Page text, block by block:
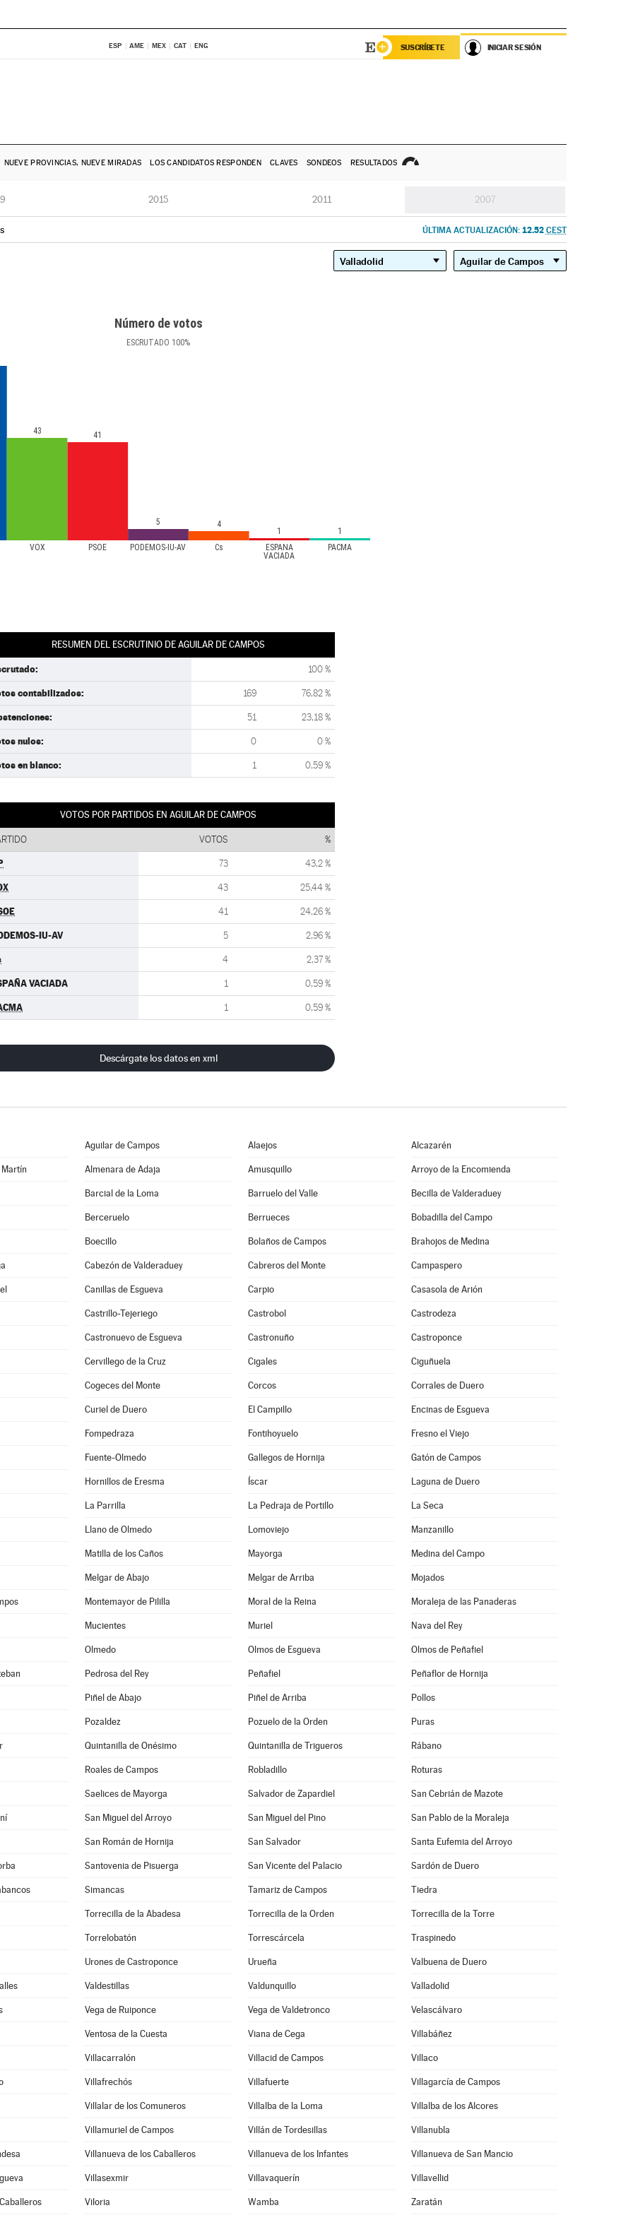
ESP AME MEX CAT ENG SUSCRÍBETE INICIAR SESIÓN
NUEVE PROVINCIAS, NUEVE MIRADAS LOS CANDIDATOS RESPONDEN CLAVES SONDEOS RESULTADOS
2015 2011 2007
ÚLTIMA ACTUALIZACIÓN: 12.52 CEST
Número de votos
ESCRUTADO 100%
VOX PSOE PODEMOS-IU-AV Cs
ESPAÑA
VACIADA
PACMA
43 41
5 4
1 1
RESUMEN DEL ESCRUTINIO DE AGUILAR DE CAMPOS
100 %
contabilizados: 169 76,82 %
51 23,18 %
nulos: 0 0 %
en blanco: 1 0,59 %
VOTOS POR PARTIDOS EN AGUILAR DE CAMPOS
VOTOS %
73 43,2 %
43 25,44 %
41 24,26 %
IU-AV 5 2,96 %
4 2,37 %
VACIADA 1 0,59 %
1 0,59 %
Descárgate los datos en xml
Aguilar de Campos Alaejos Alcazarén
Almenara de Adaja Amusquillo Arroyo de la Encomienda
Barcial de la Loma Barruelo del Valle Becilla de Valderaduey
Berceruelo Berrueces Bobadilla del Campo
Boecillo Bolaños de Campos Brahojos de Medina
Cabezón de Valderaduey Cabreros del Monte Campaspero
Canillas de Esgueva Carpio Casasola de Arión
Castrillo-Tejeriego Castrobol Castrodeza
Castronuevo de Esgueva Castronuño Castroponce
Cervillego de la Cruz Cigales Ciguñuela
Cogeces del Monte Corcos Corrales de Duero
Curiel de Duero El Campillo Encinas de Esgueva
Fompedraza Fontihoyuelo Fresno el Viejo
Fuente-Olmedo Gallegos de Hornija Gatón de Campos
Hornillos de Eresma Íscar Laguna de Duero
La Parrilla La Pedraja de Portillo La Seca
Llano de Olmedo Lomoviejo Manzanillo
Matilla de los Caños Mayorga Medina del Campo
Melgar de Abajo Melgar de Arriba Mojados
Montemayor de Pililla Moral de la Reina Moraleja de las Panaderas
Mucientes Muriel Nava del Rey
Olmedo Olmos de Esgueva Olmos de Peñafiel
Pedrosa del Rey Peñafiel Peñaflor de Hornija
Piñel de Abajo Piñel de Arriba Pollos
Pozaldez Pozuelo de la Orden Puras
Quintanilla de Onésimo Quintanilla de Trigueros Rábano
Roales de Campos Robladillo Roturas
Saelices de Mayorga Salvador de Zapardiel San Cebrián de Mazote
San Miguel del Arroyo San Miguel del Pino San Pablo de la Moraleja
San Román de Hornija San Salvador Santa Eufemia del Arroyo
Santovenia de Pisuerga San Vicente del Palacio Sardón de Duero
Simancas Tamariz de Campos Tiedra
Torrecilla de la Abadesa Torrecilla de la Orden Torrecilla de la Torre
Torrelobatón Torrescárcela Traspinedo
Urones de Castroponce Urueña Valbuena de Duero
Valdestillas Valdunquillo Valladolid
Vega de Ruiponce Vega de Valdetronco Velascálvaro
Ventosa de la Cuesta Viana de Cega Villabáñez
Villacarralón Villacid de Campos Villaco
Villafrechós Villafuerte Villagarcía de Campos
Villalar de los Comuneros Villalba de la Loma Villalba de los Alcores
Villamuriel de Campos Villán de Tordesillas Villanubla
Villanueva de los Caballeros Villanueva de los Infantes Villanueva de San Mancio
Villasexmir Villavaquerín Villavellid
Viloria Wamba Zaratán